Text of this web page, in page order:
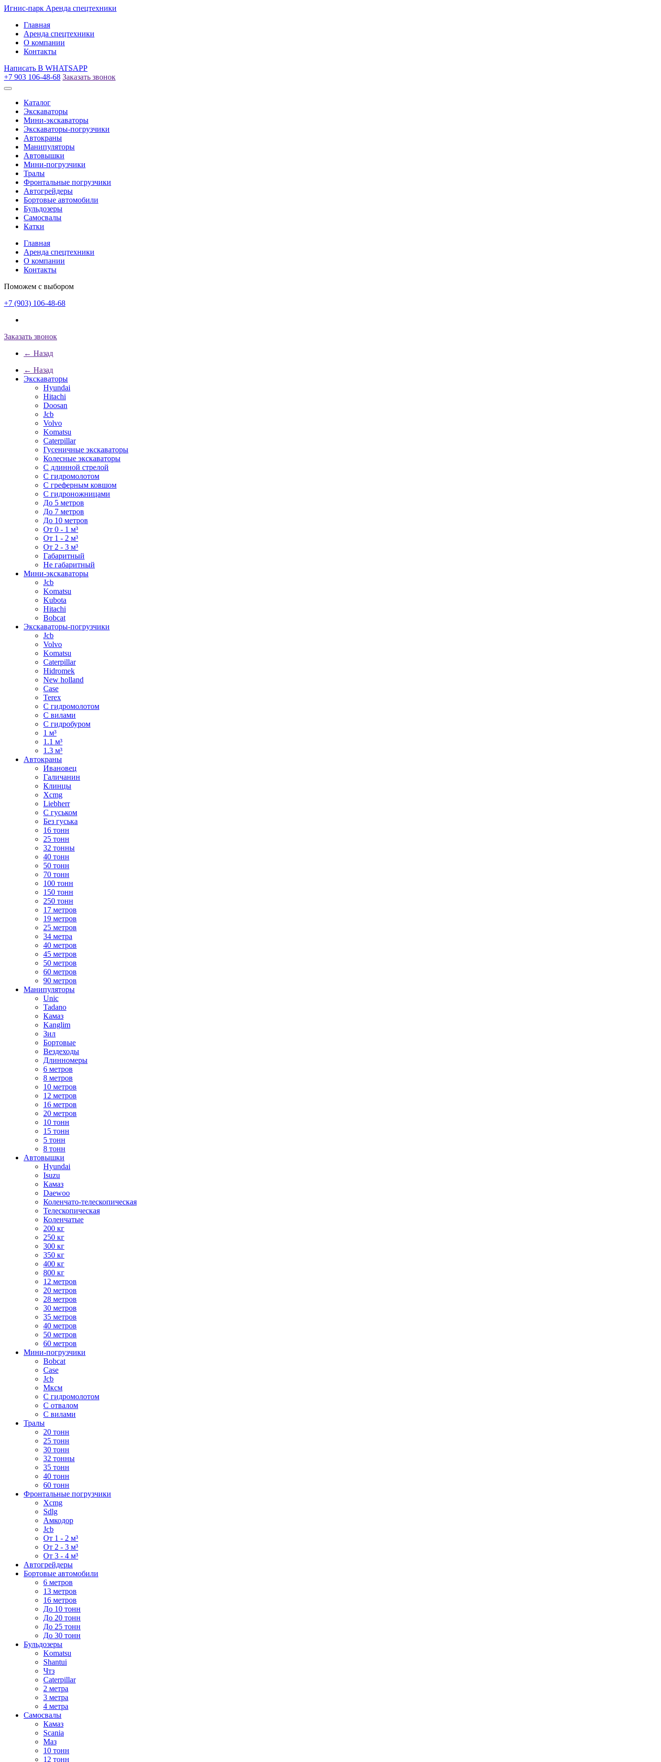
Игнис-парк Аренда спецтехники
Главная
Аренда спецтехники
О компании
Контакты
Написать В WHATSAPP
+7 903 106-48-68 Заказать звонок
Каталог
Экскаваторы
Мини-экскаваторы
Экскаваторы-погрузчики
Автокраны
Манипуляторы
Автовышки
Мини-погрузчики
Тралы
Фронтальные погрузчики
Автогрейдеры
Бортовые автомобили
Бульдозеры
Самосвалы
Катки
Главная
Аренда спецтехники
О компании
Контакты
Поможем с выбором
+7 (903) 106-48-68
Заказать звонок
← Назад
← Назад
Экскаваторы
Hyundai
Hitachi
Doosan
Jcb
Volvo
Komatsu
Caterpillar
Гусеничные экскаваторы
Колесные экскаваторы
С длинной стрелой
С гидромолотом
С греферным ковшом
С гидроножницами
До 5 метров
До 7 метров
До 10 метров
От 0 - 1 м³
От 1 - 2 м³
От 2 - 3 м³
Габаритный
Не габаритный
Мини-экскаваторы
Jcb
Komatsu
Kubota
Hitachi
Bobcat
Экскаваторы-погрузчики
Jcb
Volvo
Komatsu
Caterpillar
Hidromek
New holland
Case
Terex
С гидромолотом
С вилами
С гидробуром
1 м³
1.1 м³
1.3 м³
Автокраны
Ивановец
Галичанин
Клинцы
Xcmg
Liebherr
С гуськом
Без гуська
16 тонн
25 тонн
32 тонны
40 тонн
50 тонн
70 тонн
100 тонн
150 тонн
250 тонн
17 метров
19 метров
25 метров
34 метра
40 метров
45 метров
50 метров
60 метров
90 метров
Манипуляторы
Unic
Tadano
Камаз
Kanglim
Зил
Бортовые
Вездеходы
Длинномеры
6 метров
8 метров
10 метров
12 метров
16 метров
20 метров
10 тонн
15 тонн
5 тонн
8 тонн
Автовышки
Hyundai
Isuzu
Камаз
Daewoo
Коленчато-телескопическая
Телескопическая
Коленчатые
200 кг
250 кг
300 кг
350 кг
400 кг
800 кг
12 метров
20 метров
28 метров
30 метров
35 метров
40 метров
50 метров
60 метров
Мини-погрузчики
Bobcat
Case
Jcb
Мксм
С гидромолотом
С отвалом
С вилами
Тралы
20 тонн
25 тонн
30 тонн
32 тонны
35 тонн
40 тонн
60 тонн
Фронтальные погрузчики
Xcmg
Sdlg
Амкодор
Jcb
От 1 - 2 м³
От 2 - 3 м³
От 3 - 4 м³
Автогрейдеры
Бортовые автомобили
6 метров
13 метров
16 метров
До 10 тонн
До 20 тонн
До 25 тонн
До 30 тонн
Бульдозеры
Komatsu
Shantui
Чтз
Caterpillar
2 метра
3 метра
4 метра
Самосвалы
Камаз
Scania
Маз
10 тонн
12 тонн